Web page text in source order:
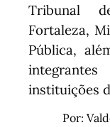
Tribunal
Fortaleza,
Pública,
instituições
Por: